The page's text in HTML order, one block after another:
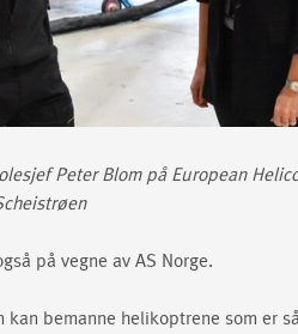
Peter Blom på European
på vegne av AS Norge.
bemanne helikoptrene som er